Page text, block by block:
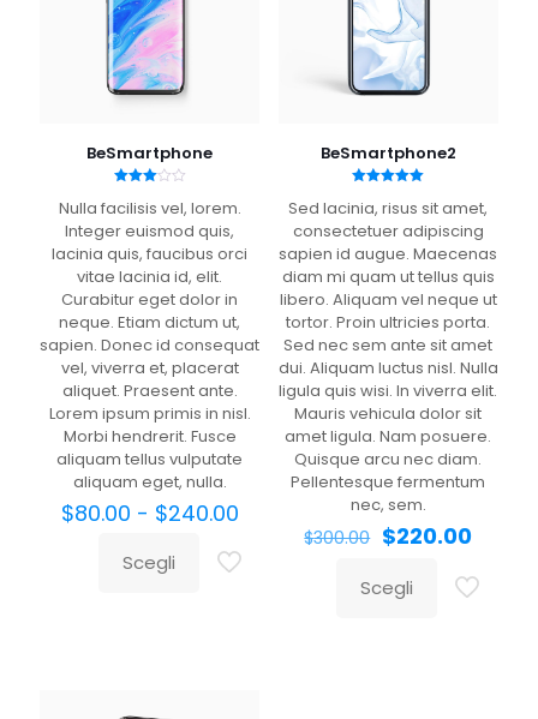
BeSmartphone
3.00
Nulla facilisis vel, lorem.
Integer euismod quis,
lacinia quis, faucibus orci
vitae lacinia id, elit.
Curabitur eget dolor in
neque. Etiam dictum ut,
sapien. Donec id consequat
vel, viverra et, placerat
aliquet. Praesent ante.
Lorem ipsum primis in nisl.
Morbi hendrerit. Fusce
aliquam tellus vulputate
aliquam eget, nulla.
$80.00 - $240.00Fascia
prezzo:
Scegli
Questo
BeSmartphone2
5.00
Sed lacinia, risus sit amet,
consectetuer adipiscing
sapien id augue. Maecenas
diam mi quam ut tellus quis
libero. Aliquam vel neque ut
tortor. Proin ultricies porta.
Sed nec sem ante sit amet
dui. Aliquam luctus nisl. Nulla
ligula quis wisi. In viverra elit.
Mauris vehicula dolor sit
amet ligula. Nam posuere.
Quisque arcu nec diam.
Pellentesque fermentum
nec, sem.
$300.00 Il
originale
era:
$220.00Il
è:
Scegli
Questo